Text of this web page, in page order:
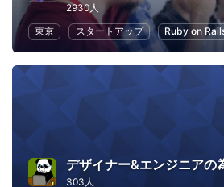
2930人
東京
スタートアップ Ruby on
デザイナー&エンジニアの
303人